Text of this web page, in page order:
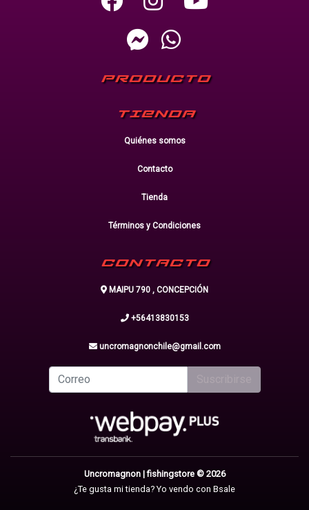
PRODUCTO
TIENDA
Quiénes somos
Contacto
Tienda
Términos y Condiciones
CONTACTO
MAIPU 790 , CONCEPCIÓN
+56413830153
uncromagnonchile@gmail.com
Uncromagnon | fishingstore © 2026
¿Te gusta mi tienda? Yo vendo con Bsale